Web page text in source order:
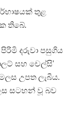
තුළ
තිබේ.
දරුවා පසුගිය
සහ චෙල්සි’
උපත ලැබීය.
සටහන් වූ බව